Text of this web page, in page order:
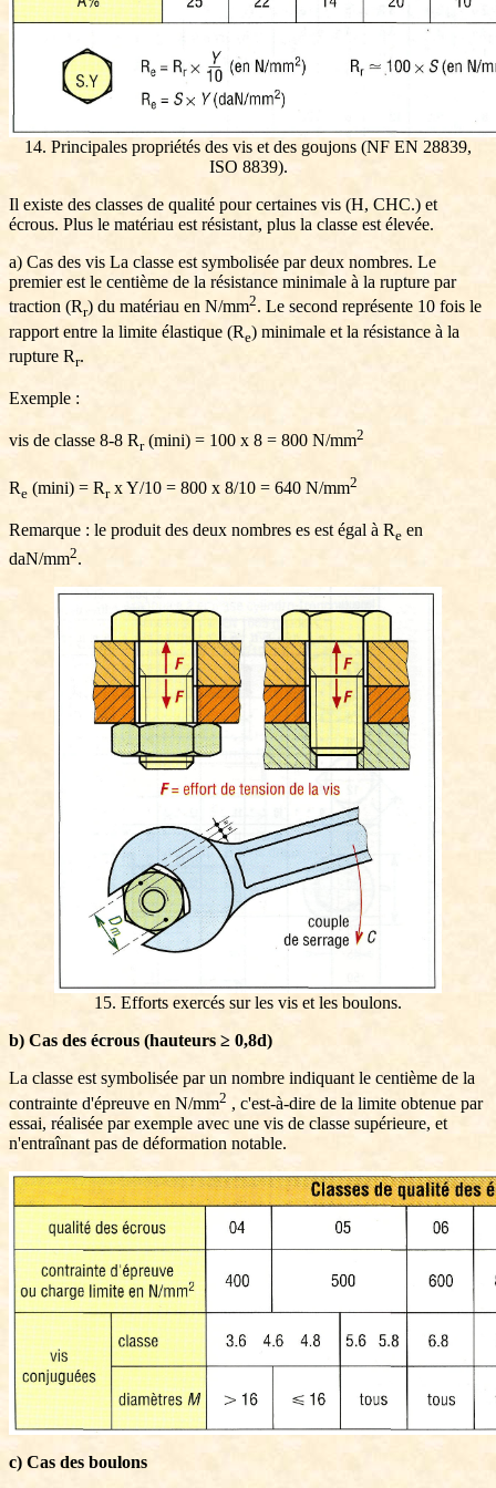
14. Principales propriétés des vis et des goujons (NF EN 28839,
ISO 8839).
Il existe des classes de qualité pour certaines vis (H, CHC.) et
écrous. Plus le matériau est résistant, plus la classe est élevée.
a) Cas des vis La classe est symbolisée par deux nombres. Le
premier est le centième de la résistance minimale à la rupture par
traction (Rr) du matériau en N/mm2. Le second représente 10 fois le
rapport entre la limite élastique (Re) minimale et la résistance à la
rupture Rr.
Exemple :
vis de classe 8-8 Rr(mini) = 100 x 8 = 800 N/mm2
Re (mini) = Rrx Y/10 = 800 x 8/10 = 640 N/mm2
Remarque : le produit des deux nombres es est égal à Re en
daN/mm2.
15. Efforts exercés sur les vis et les boulons.
b) Cas des écrous (hauteurs ≥ 0,8d)
La classe est symbolisée par un nombre indiquant le centième de la
contrainte d'épreuve en N/mm2 , c'est-à-dire de la limite obtenue par
essai, réalisée par exemple avec une vis de classe supérieure, et
n'entraînant pas de déformation notable.
c) Cas des boulons